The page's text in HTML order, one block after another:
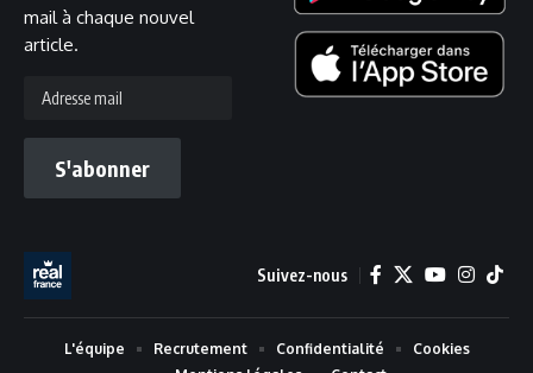
mail à chaque nouvel
article.
mail
S'abonner
Suivez-nous
L'équipe Recrutement Confidentialité
Cookies